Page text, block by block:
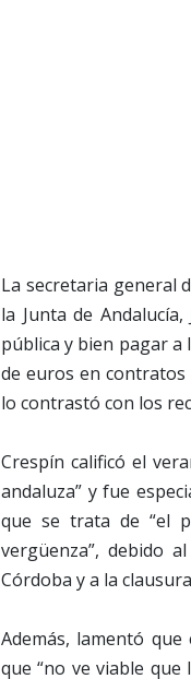
La secretaria general
la Junta de
pública y bien pagar a
de euros en contratos
lo contrastó con los
Crespín calificó el
andaluza” y fue
que se trata de “el
vergüenza”, debido
Córdoba y a la
Además, lamentó
que “no ve viable que